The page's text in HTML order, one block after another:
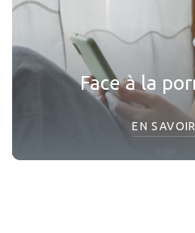
Face à la
EN